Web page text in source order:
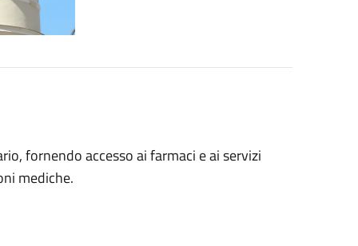
fornendo accesso ai farmaci e ai servizi
mediche.